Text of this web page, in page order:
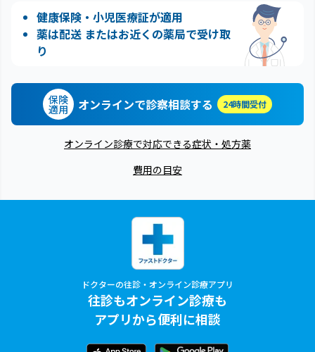
健康保険・小児医療証が適用
薬は配送 またはお近くの薬局で受け取
り
保険
適用 オンラインで診察相談する 24時間受付
オンライン診療で対応できる症状・処方薬
費用の目安
ドクターの往診・オンライン診療アプリ
往診もオンライン診療も
アプリから便利に相談